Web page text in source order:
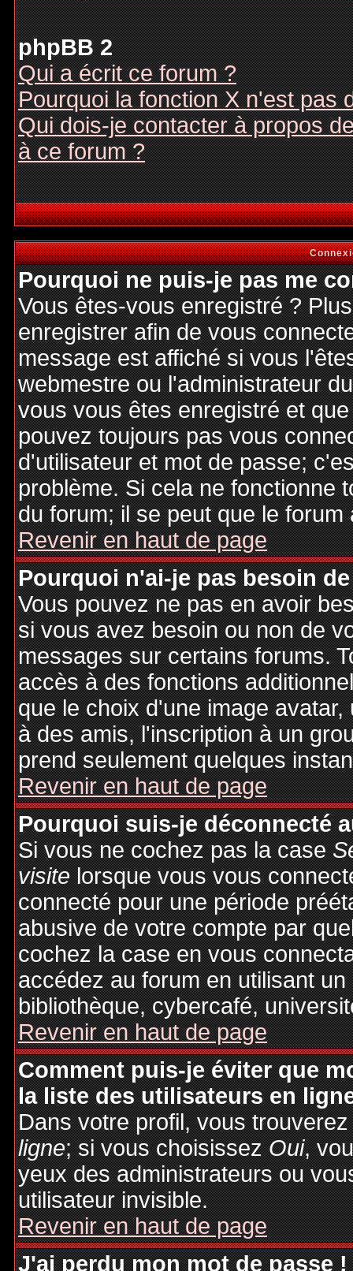
phpBB 2
Qui a écrit ce forum ?
Pourquoi la fonction X n'est pas
Qui dois-je contacter à propos
à ce forum ?
Pourquoi ne puis-je pas me
Vous êtes-vous enregistré ?
enregistrer afin de vous
message est affiché si vous
webmestre ou l'administrateur
vous vous êtes enregistré et
pouvez toujours pas vous
d'utilisateur et mot de passe;
problème. Si cela ne fonctionne
du forum; il se peut que le
Revenir en haut de page
Pourquoi n'ai-je pas besoin
Vous pouvez ne pas en avoir
si vous avez besoin ou non de
messages sur certains forums.
accès à des fonctions
que le choix d'une image
à des amis, l'inscription à un
prend seulement quelques
Revenir en haut de page
Pourquoi suis-je déconnecté
Si vous ne cochez pas la case
visitelorsque vous vous
connecté pour une période
abusive de votre compte par
cochez la case en vous
accédez au forum en utilisant
bibliothèque, cybercafé,
Revenir en haut de page
Comment puis-je éviter que
la liste des utilisateurs en
Dans votre profil, vous
ligne; si vous choisissezOui,
yeux des administrateurs ou
utilisateur invisible.
Revenir en haut de page
J'ai perdu mon mot de passe !